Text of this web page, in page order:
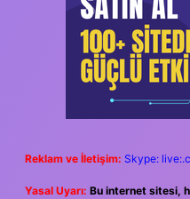
Reklam ve İletişim: Skype:
Yasal Uyarı: Bu internet sitesi,